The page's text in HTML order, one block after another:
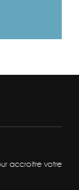
accroitre votre